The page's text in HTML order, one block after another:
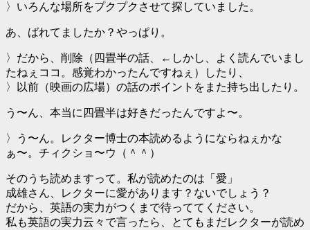
〉いろんな場所をプクプクさせて探していました。
あ、ばれてましたか？やっぱり。
〉だから、削除（四畳半の話、←しかし、よく読んでいまし
たねぇココ。感覚わかったんですねぇ）したり、
〉以前（映画の広場）の話のポイントをまた持ち出したり。
う〜ん、本当に四畳半は好きだったんですよ〜。
〉う〜ん。レクター博士の本読めるようにならねぇかな
ぁ〜。チィクショ〜ウ（＾＾）
そのうち読めますって。私が読めたのは「愛」
成雄さん、レクターに愛があります？ないでしょう？
だから、英語の実力がつくまで待っててください。
私も英語の実力云々で言ったら、とてもまだレクターが読め